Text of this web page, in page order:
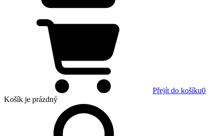
Přejít do košíku0
Košík je prázdný